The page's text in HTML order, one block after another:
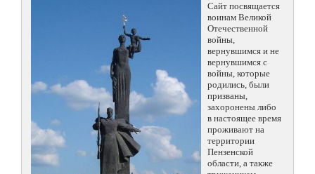
Сайт посвящается
воинам Великой
Отечественной
войны,
вернувшимся и не
вернувшимся с
войны, которые
родились, были
призваны,
захоронены либо
в настоящее время
проживают на
территории
Пензенской
области, а также